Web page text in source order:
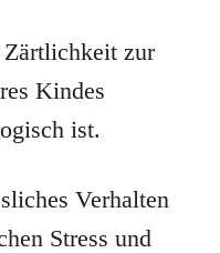
Zärtlichkeit zur
Kindes
ist.
Verhalten
Stress und